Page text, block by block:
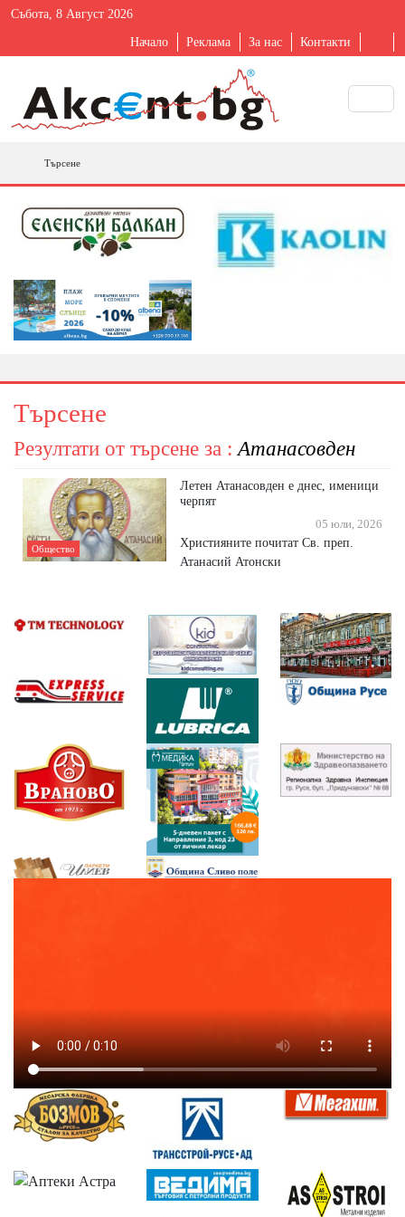
Събота, 8 Август 2026
Начало Реклама За нас Контакти
Търсене
Търсене
Резултати от търсене за :Атанасовден
Общество
Летен Атанасовден е днес, именици
черпят
05 юли, 2026
Християните почитат Св. преп.
Атанасий Атонски